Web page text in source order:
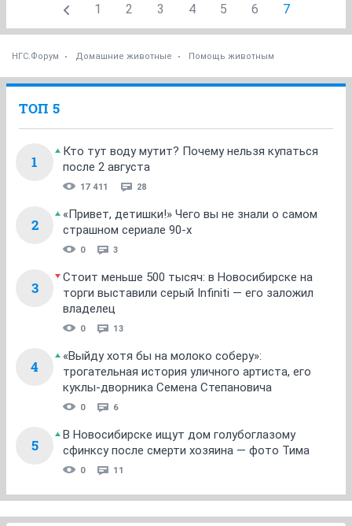
1 2 3 4 5 6 7
НГС.Форум Домашние животные Помощь животным
ТОП 5
1
Кто тут воду мутит? Почему нельзя купаться
после 2 августа
17 411 28
2
«Привет, детишки!» Чего вы не знали о самом
страшном сериале 90-х
0 3
3
Стоит меньше 500 тысяч: в Новосибирске на
торги выставили серый Infiniti — его заложил
владелец
0 13
4
«Выйду хотя бы на молоко соберу»:
трогательная история уличного артиста, его
куклы-дворника Семена Степановича
0 6
5
В Новосибирске ищут дом голубоглазому
сфинксу после смерти хозяина — фото Тима
0 11